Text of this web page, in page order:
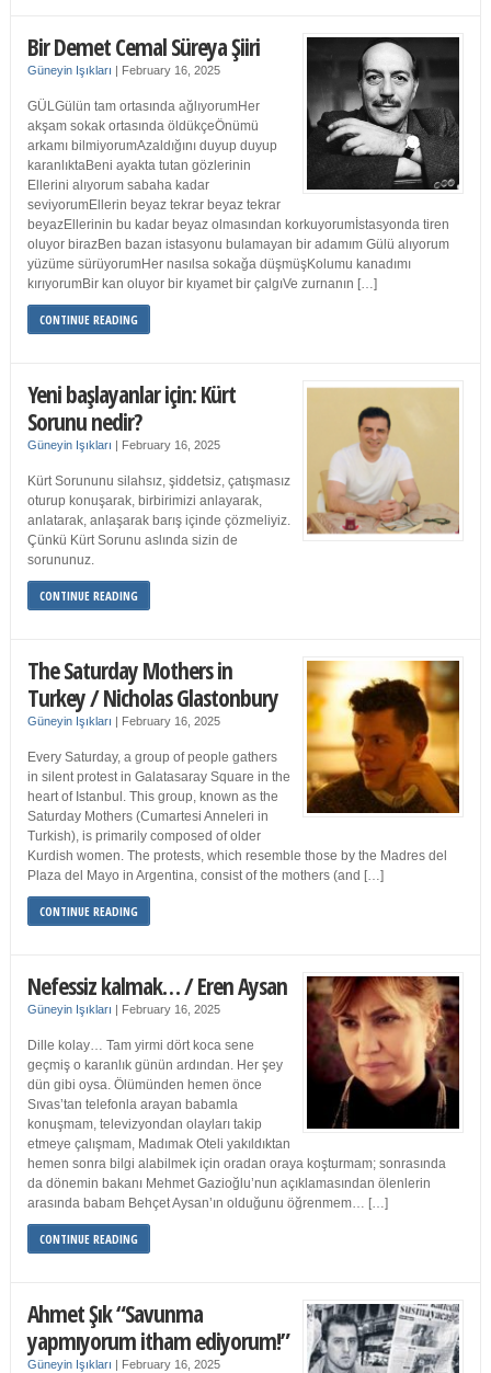
Bir Demet Cemal Süreya Şiiri
Güneyin Işıkları | February 16, 2025
GÜLGülün tam ortasında ağlıyorumHer
akşam sokak ortasında öldükçeÖnümü
arkamı bilmiyorumAzaldığını duyup duyup
karanlıktaBeni ayakta tutan gözlerinin
Ellerini alıyorum sabaha kadar
seviyorumEllerin beyaz tekrar beyaz tekrar
beyazEllerinin bu kadar beyaz olmasından korkuyorumİstasyonda tiren
oluyor birazBen bazan istasyonu bulamayan bir adamım Gülü alıyorum
yüzüme sürüyorumHer nasılsa sokağa düşmüşKolumu kanadımı
kırıyorumBir kan oluyor bir kıyamet bir çalgıVe zurnanın […]
CONTINUE READING
Yeni başlayanlar için: Kürt
Sorunu nedir?
Güneyin Işıkları | February 16, 2025
Kürt Sorununu silahsız, şiddetsiz, çatışmasız
oturup konuşarak, birbirimizi anlayarak,
anlatarak, anlaşarak barış içinde çözmeliyiz.
Çünkü Kürt Sorunu aslında sizin de
sorununuz.
CONTINUE READING
The Saturday Mothers in
Turkey / Nicholas Glastonbury
Güneyin Işıkları | February 16, 2025
Every Saturday, a group of people gathers
in silent protest in Galatasaray Square in the
heart of Istanbul. This group, known as the
Saturday Mothers (Cumartesi Anneleri in
Turkish), is primarily composed of older
Kurdish women. The protests, which resemble those by the Madres del
Plaza del Mayo in Argentina, consist of the mothers (and […]
CONTINUE READING
Nefessiz kalmak… / Eren Aysan
Güneyin Işıkları | February 16, 2025
Dille kolay… Tam yirmi dört koca sene
geçmiş o karanlık günün ardından. Her şey
dün gibi oysa. Ölümünden hemen önce
Sıvas’tan telefonla arayan babamla
konuşmam, televizyondan olayları takip
etmeye çalışmam, Madımak Oteli yakıldıktan
hemen sonra bilgi alabilmek için oradan oraya koşturmam; sonrasında
da dönemin bakanı Mehmet Gazioğlu’nun açıklamasından ölenlerin
arasında babam Behçet Aysan’ın olduğunu öğrenmem… […]
CONTINUE READING
Ahmet Şık “Savunma
yapmıyorum itham ediyorum!”
Güneyin Işıkları | February 16, 2025